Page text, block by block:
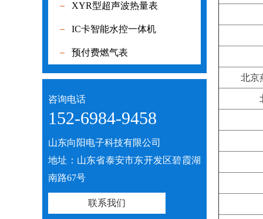
XYR型超声波热量表 XYR型超声
IC卡智能水控一体机
预付费燃气表
咨询电话
152-6984-9458
山东向阳电子科技有限公司
地址：山东省泰安市东开发区碧霞湖
南路67号
联系我们
北京